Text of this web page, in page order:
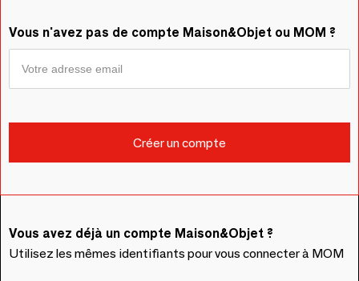
Vous n'avez pas de compte Maison&Objet ou MOM ?
Vous avez déjà un compte Maison&Objet ?
Utilisez les mêmes identifiants pour vous connecter à MOM